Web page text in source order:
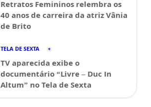
Retratos Femininos relembra os
40 anos de carreira da atriz Vânia
de Brito
TELA DE SEXTA
TV aparecida exibe o
documentário “Livre – Duc In
Altum” no Tela de Sexta